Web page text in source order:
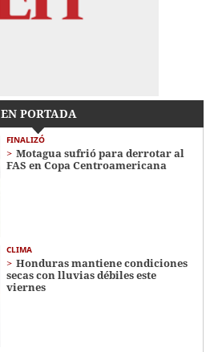
EN PORTADA
FINALIZÓ
Motagua sufrió para derrotar al
FAS en Copa Centroamericana
CLIMA
Honduras mantiene condiciones
secas con lluvias débiles este
viernes